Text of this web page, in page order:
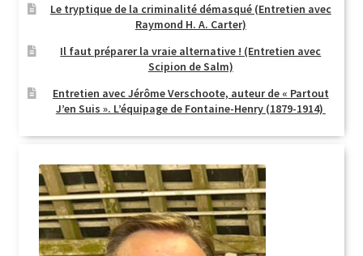
Le tryptique de la criminalité démasqué (Entretien avec
Raymond H. A. Carter)
Il faut préparer la vraie alternative ! (Entretien avec
Scipion de Salm)
Entretien avec Jérôme Verschoote, auteur de « Partout
J’en Suis ». L’équipage de Fontaine-Henry (1879-1914)